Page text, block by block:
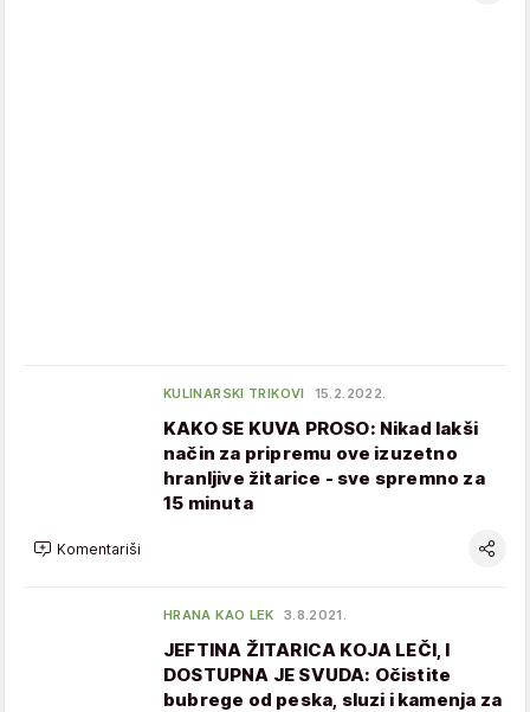
KULINARSKI TRIKOVI 15.2.2022.
KAKO SE KUVA PROSO: Nikad lakši
način za pripremu ove izuzetno
hranljive žitarice - sve spremno za
15 minuta
Komentariši
HRANA KAO LEK 3.8.2021.
JEFTINA ŽITARICA KOJA LEČI, I
DOSTUPNA JE SVUDA: Očistite
bubrege od peska, sluzi i kamenja za